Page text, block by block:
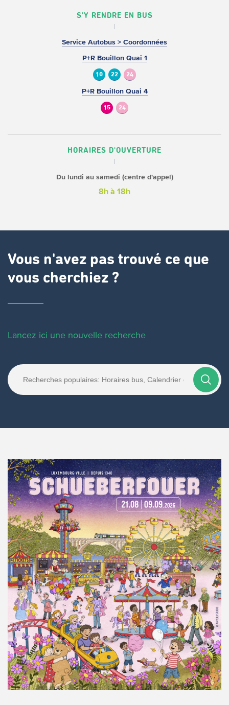
S'Y RENDRE EN BUS
Service Autobus > Coordonnées
P+R Bouillon Quai 1
10 22 24
P+R Bouillon Quai 4
15 24
HORAIRES D'OUVERTURE
Du lundi au samedi (centre d'appel)
8h à 18h
Vous n'avez pas trouvé ce que
vous cherchiez ?
Lancez ici une nouvelle recherche